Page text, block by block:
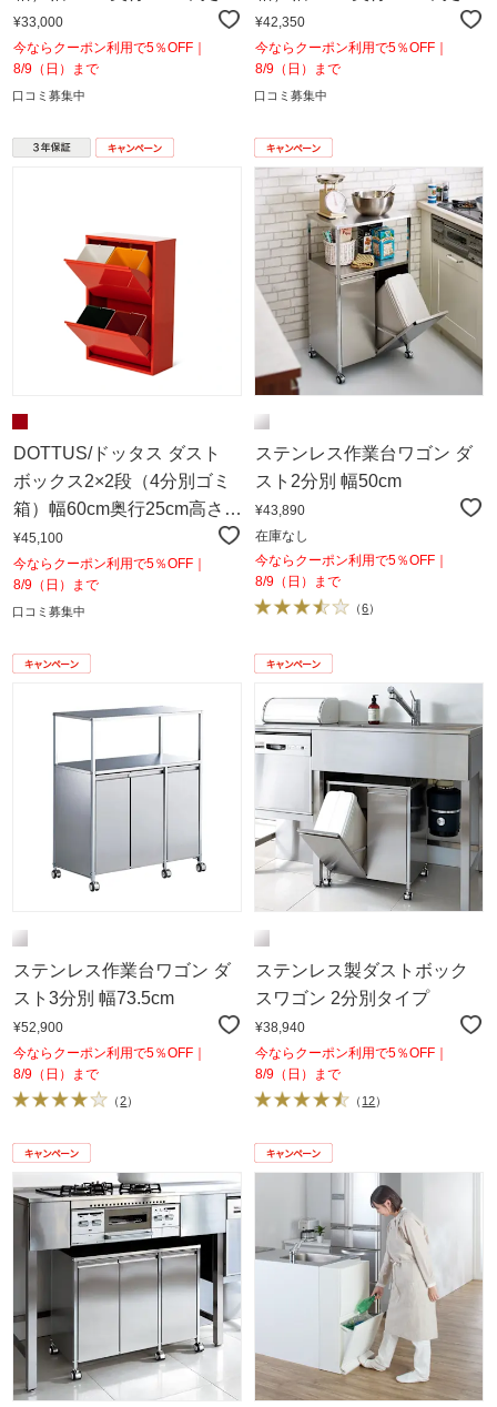
92cm（レッド）
¥33,000
今ならクーポン利用で5％OFF｜
8/9（日）まで
口コミ募集中
136cm（レッド）
¥42,350
今ならクーポン利用で5％OFF｜
8/9（日）まで
口コミ募集中
DOTTUS/ドッタス ダスト
ボックス2×2段（4分別ゴミ
箱）幅60cm奥行25cm高さ
92cm（レッド）
¥45,100
今ならクーポン利用で5％OFF｜
8/9（日）まで
口コミ募集中
ステンレス作業台ワゴン ダ
スト2分別 幅50cm
¥43,890
在庫なし
今ならクーポン利用で5％OFF｜
8/9（日）まで
（6）
ステンレス作業台ワゴン ダ
スト3分別 幅73.5cm
¥52,900
今ならクーポン利用で5％OFF｜
8/9（日）まで
（2）
ステンレス製ダストボック
スワゴン 2分別タイプ
¥38,940
今ならクーポン利用で5％OFF｜
8/9（日）まで
（ 12）